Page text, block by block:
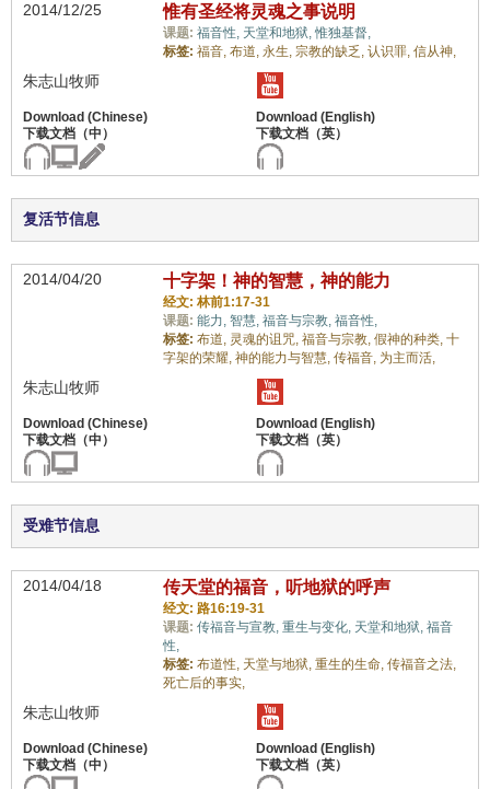
2014/12/25 惟有圣经将灵魂之事说明
课题: 福音性, 天堂和地狱,惟独基督,
标签: 福音, 布道, 永生, 宗教的缺乏, 认识罪, 信从神,
朱志山牧师
复活节信息
2014/04/20 十字架！神的智慧，神的能力
经文: 林前1:17-31
课题: 能力, 智慧, 福音与宗教, 福音性,
标签: 布道, 灵魂的诅咒, 福音与宗教, 假神的种类, 十
字架的荣耀, 神的能力与智慧, 传福音, 为主而活,
朱志山牧师
受难节信息
2014/04/18 传天堂的福音，听地狱的呼声
经文: 路16:19-31
课题: 传福音与宣教, 重生与变化, 天堂和地狱, 福音
性,
标签: 布道性, 天堂与地狱, 重生的生命, 传福音之法,
死亡后的事实,
朱志山牧师